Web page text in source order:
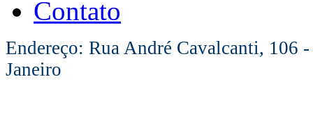
Contato
Endereço: Rua André Cavalcanti, 106
Janeiro